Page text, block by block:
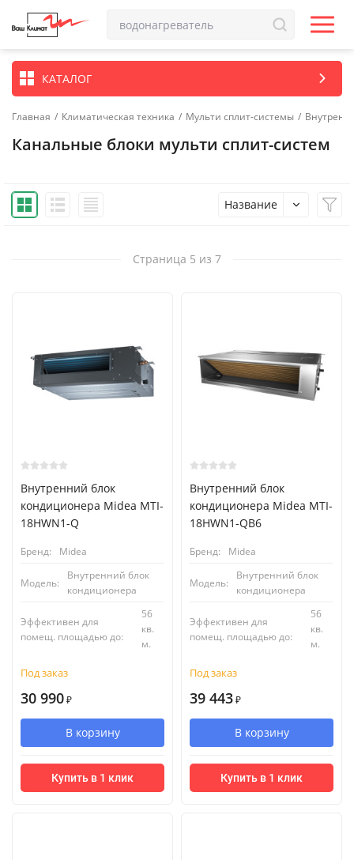
КАТАЛОГ
Главная / Климатическая техника / Мульти сплит-системы /
Канальные блоки мульти сплит-систем
Название
Страница 5 из 7
Внутренний блок
кондиционера Midea MTI-
18HWN1-Q
Бренд: Midea
Модель:
Внутренний блок
кондиционера
Эффективен для
помещ. площадью до:
56
кв.
м.
Под заказ
30 990 ₽
В корзину
Купить в 1 клик
Внутренний блок
кондиционера Midea MTI-
18HWN1-QB6
Бренд: Midea
Модель:
Внутренний блок
кондиционера
Эффективен для
помещ. площадью до:
56
кв.
м.
Под заказ
39 443 ₽
В корзину
Купить в 1 клик